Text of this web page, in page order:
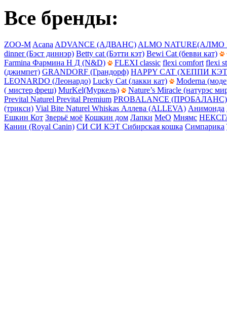
Все бренды:
ZOO-M Acana ADVANCE (АДВАНС) ALMO
dinner (Бэст диннэр) Betty cat (Бэтти кэт) Bewi Cat (бевви кат)
Farmina Фармина Н Д (N&D)
FLEXI classic flexi comfort flexi
(джимпет) GRANDORF (Грандорф) HAPPY CAT (ХЕППИ
LEONARDO (Леонардо) Lucky Cat (лакки кат)
Moderna
( мистер фреш) MurKel(Муркель)
Nature’s Miracle (натурэс
Prevital Naturel Prevital Premium PROBALANCE (ПРОБАЛАНС)
(трикси) Vial Bite Naturel Whiskas Аллева (ALLEVA) Анимонда
Ешкин Кот Зверьё моё Кошкин дом Лапки МеО Мнямс
Канин (Royal Canin) СИ СИ КЭТ Сибирская кошка Симпарика